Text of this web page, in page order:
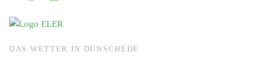
DAS WETTER IN DÜNSCHEDE